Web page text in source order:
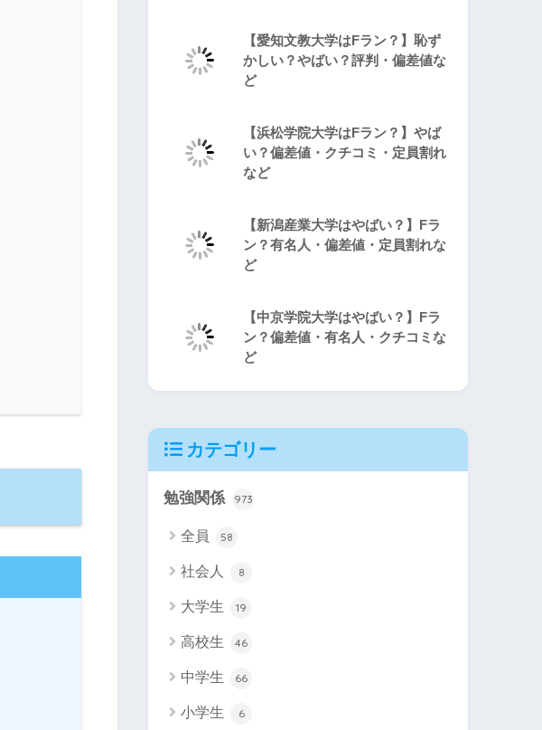
【愛知文教大学はFラン？】恥ず
かしい？やばい？評判・偏差値な
ど
【浜松学院大学はFラン？】やば
い？偏差値・クチコミ・定員割れ
など
【新潟産業大学はやばい？】Fラ
ン？有名人・偏差値・定員割れな
ど
【中京学院大学はやばい？】Fラ
ン？偏差値・有名人・クチコミな
ど
カテゴリー
勉強関係 973
全員 58
社会人 8
大学生 19
高校生 46
中学生 66
小学生 6